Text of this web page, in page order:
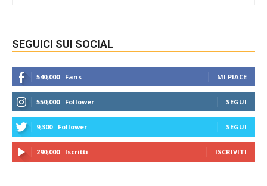
SEGUICI SUI SOCIAL
540,000 Fans MI PIACE
550,000 Follower SEGUI
9,300 Follower SEGUI
290,000 Iscritti ISCRIVITI